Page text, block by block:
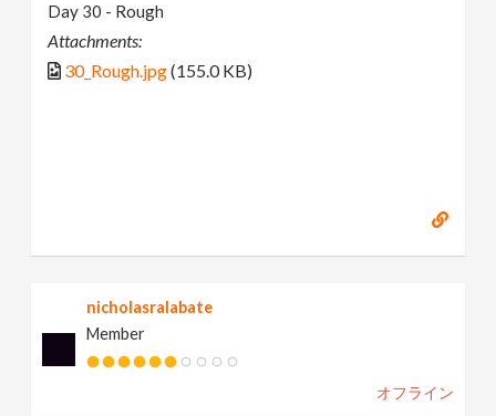
Day 30 - Rough
Attachments:
30_Rough.jpg(155.0 KB)
nicholasralabate
Member
オフライン